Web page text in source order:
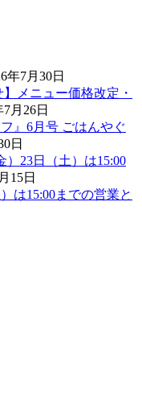
年7月30日
】メニュー価格改定・
7月26日
』6月号 ごはんやぐ
日
）23日（土）は15:00
15日
は15:00までの営業と